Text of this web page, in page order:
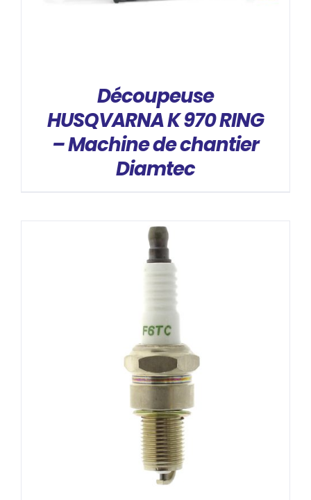
Découpeuse
HUSQVARNA K 970 RING
– Machine de chantier
Diamtec
DÉTAILS